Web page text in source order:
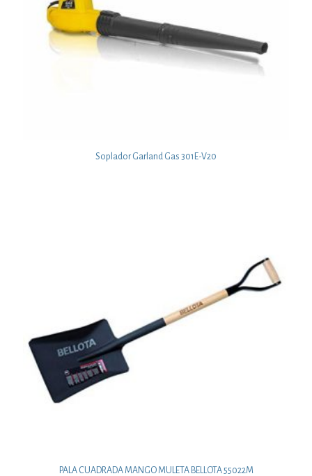
Soplador Garland Gas 301E-V20
PALA CUADRADA MANGO MULETA BELLOTA 55022M